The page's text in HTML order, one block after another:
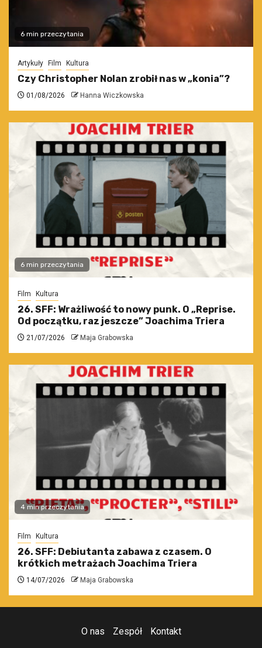
6 min przeczytania
Artykuły Film Kultura
Czy Christopher Nolan zrobił nas w „konia”?
01/08/2026 Hanna Wiczkowska
6 min przeczytania
Film Kultura
26. SFF: Wrażliwość to nowy punk. O „Reprise.
Od początku, raz jeszcze” Joachima Triera
21/07/2026 Maja Grabowska
4 min przeczytania
Film Kultura
26. SFF: Debiutanta zabawa z czasem. O
krótkich metrażach Joachima Triera
14/07/2026 Maja Grabowska
O nas Zespół Kontakt